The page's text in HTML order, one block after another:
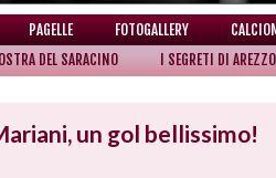
PAGELLE FOTOGALLERY
DEL SARACINO
I SEGRETI DI AREZZO
un gol bellissimo!